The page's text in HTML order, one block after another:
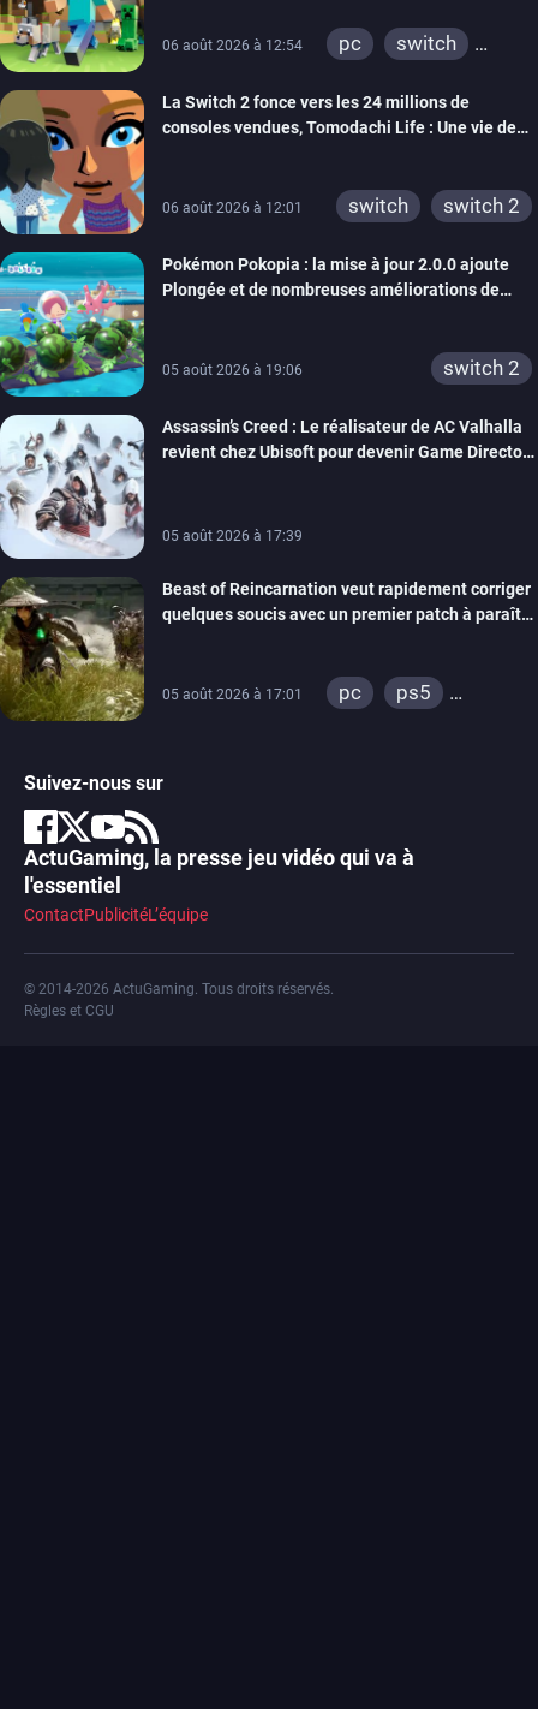
06 août 2026 à 12:54 pc
switch
xbox one
wiiu
3ds
ps3
switch 2
La Switch 2 fonce vers les 24 millions de
consoles vendues, Tomodachi Life : Une vie de
06 août 2026 à 12:01 switch switch 2
Pokémon Pokopia : la mise à jour 2.0.0 ajoute
Plongée et de nombreuses améliorations de
05 août 2026 à 19:06 switch 2
Assassin’s Creed : Le réalisateur de AC Valhalla
revient chez Ubisoft pour devenir Game Director
05 août 2026 à 17:39
Beast of Reincarnation veut rapidement corriger
quelques soucis avec un premier patch à paraître
05 août 2026 à 17:01 pc
ps5
Suivez-nous sur
ActuGaming, la presse jeu vidéo qui va à
l'essentiel
ContactPublicitéL’équipe
© 2014-2026 ActuGaming. Tous droits réservés.
Règles et CGU